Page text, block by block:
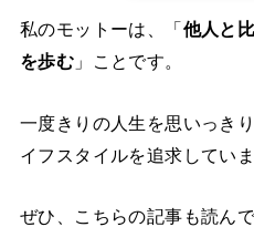
私のモットーは、「他人と
を歩む 」ことです。
一度きりの人生を思いっき
イフスタイルを追求していま
ぜひ、こちらの記事も読ん